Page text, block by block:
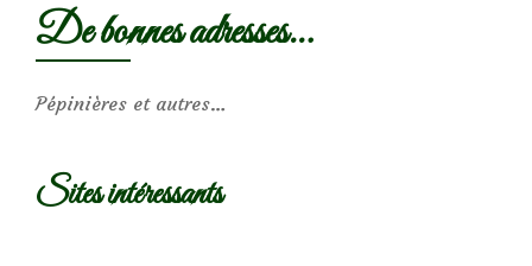
De bonnes adresses…
Pépinières et autres…
Sites intéressants